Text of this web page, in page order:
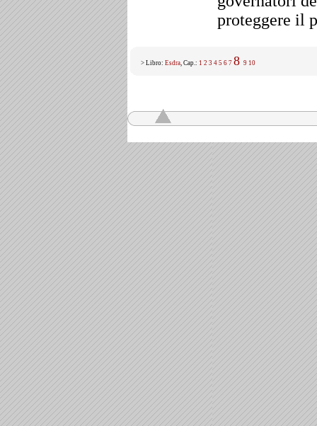
proteggere il
> Libro: Esdra, Cap.: 1 2 3 4 5 6 7 8 9 10